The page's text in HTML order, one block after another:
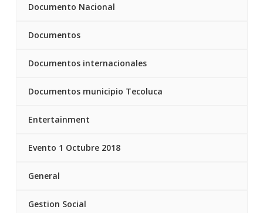
Documento Nacional
Documentos
Documentos internacionales
Documentos municipio Tecoluca
Entertainment
Evento 1 Octubre 2018
General
Gestion Social